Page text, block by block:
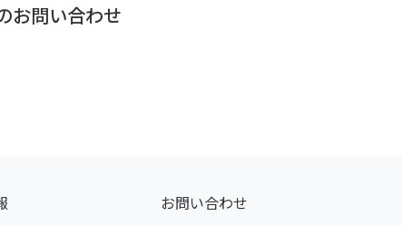
お問い合わせ
お問い合わせ